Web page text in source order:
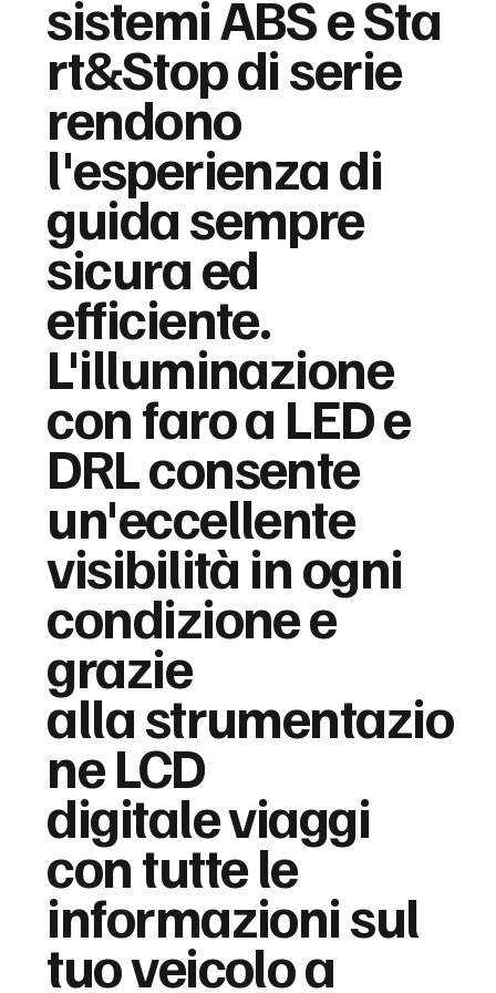
sistemi ABS e Sta
rt&Stop di serie
rendono
l'esperienza di
guida sempre
sicura ed
efficiente.
L'illuminazione
con faro a LED e
DRL consente
un'eccellente
visibilità in ogni
condizione e
grazie
alla strumentazio
ne LCD
digitale viaggi
con tutte le
informazioni sul
tuo veicolo a